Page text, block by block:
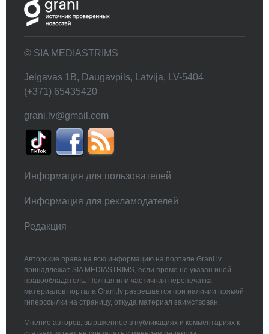
© SIA MEDIASTRIMS
Jelgavas 1B, Daugavpils, Latvija, LV-5404
(+371) 65435420
grani.lv@gmail.com
Информация для пользователей
Информация для рекламодателей
Редакция
Авторские права на всю информацию на портале Grani.lv
принадлежат SIA MEDIASTRIMS, если прямо не указан иной
правообладатель. Полная или частичная перепечатка
материалов портала Grani.lv разрешается при наличии прямой
гиперссылки на страницу, откуда материал заимствован.
Мнение авторов, выраженное в публикациях и комментариях к